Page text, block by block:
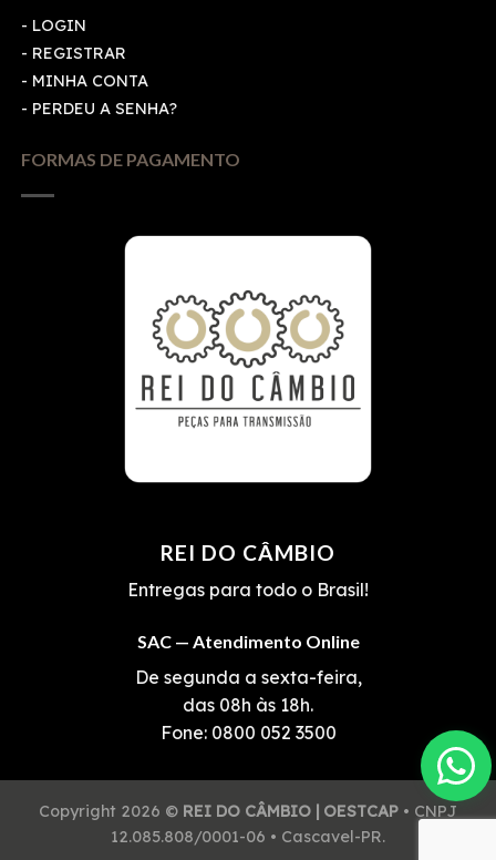
- LOGIN
- REGISTRAR
- MINHA CONTA
- PERDEU A SENHA?
FORMAS DE PAGAMENTO
REI DO CÂMBIO
Entregas para todo o Brasil!
SAC — Atendimento Online
De segunda a sexta-feira,
das 08h às 18h.
Fone:0800 052 3500
Copyright 2026 © REI DO CÂMBIO | OESTCAP • CNPJ
12.085.808/0001-06 • Cascavel-PR.